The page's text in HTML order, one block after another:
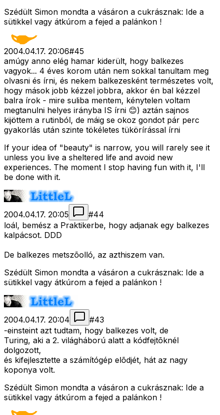
Szédült Simon mondta a vásáron a cukrásznak: Ide a
sütikkel vagy átkúrom a fejed a palánkon !
2004.04.17. 20:06#45
amúgy anno elég hamar kiderült, hogy balkezes
vagyok... 4 éves korom után nem sokkal tanultam meg
olvasni és írni, és nekem balkezesként természetes volt,
hogy mások jobb kézzel jobbra, akkor én bal kézzel
balra írok - mire suliba mentem, kénytelen voltam
megtanulni helyes irányba IS írni 😊) aztán sajnos
kijöttem a rutinból, de máig se okoz gondot pár perc
gyakorlás után szinte tökéletes tükörírással írni
If your idea of "beauty" is narrow, you will rarely see it
unless you live a sheltered life and avoid new
experiences. The moment I stop having fun with it, I'll
be done with it.
2004.04.17. 20:05 #44
loál, bemész a Praktikerbe, hogy adjanak egy balkezes
kalpácsot. DDD
De balkezes metszõolló, az azthiszem van.
Szédült Simon mondta a vásáron a cukrásznak: Ide a
sütikkel vagy átkúrom a fejed a palánkon !
2004.04.17. 20:04 #43
-einsteint azt tudtam, hogy balkezes volt, de
Turing, aki a 2. világháború alatt a kódfejtõknél
dolgozott,
és kifejlesztette a számítógép elõdjét, hát az nagy
koponya volt.
Szédült Simon mondta a vásáron a cukrásznak: Ide a
sütikkel vagy átkúrom a fejed a palánkon !